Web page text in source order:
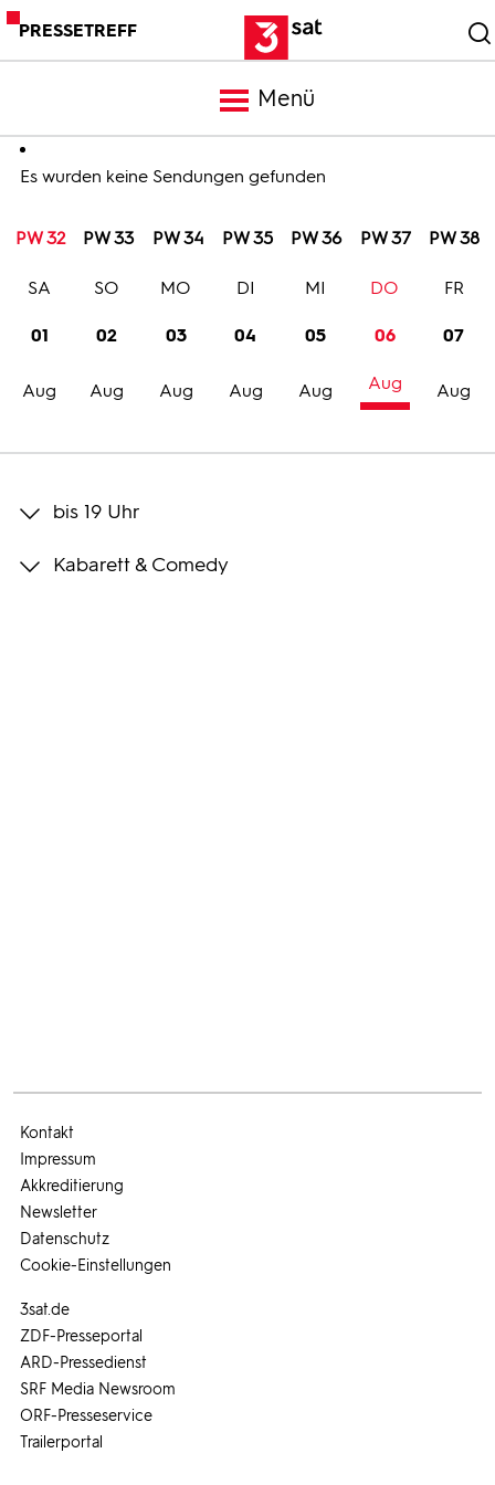
PRESSETREFF
Menü
Meldungen
Programm
Trailer
Bilder
Es wurden keine Sendungen gefunden
PW 32 PW 33 PW 34 PW 35 PW 36 PW 37 PW 38
01
Aug
SA
02
Aug
SO
03
Aug
MO
04
Aug
DI
05
Aug
MI
06
Aug
DO
07
Aug
FR
bis 19 Uhr
Kabarett & Comedy
3sat.de
ZDF-Presseportal
ARD-Pressedienst
SRF Media Newsroom
ORF-Presseservice
Trailerportal
Kontakt
Impressum
Akkreditierung
Newsletter
Datenschutz
Cookie-Einstellungen